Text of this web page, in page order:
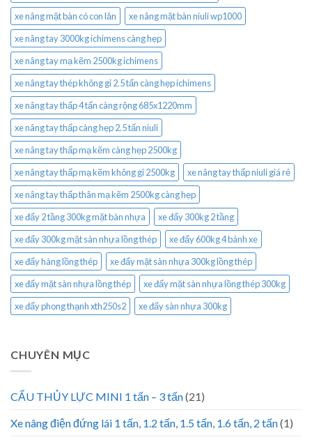
xe nâng mặt bàn có con lăn
xe nâng mặt bàn niuli wp1000
xe nâng tay 3000kg ichimens càng hẹp
xe nâng tay mạ kẽm 2500kg ichimens
xe nâng tay thép không gỉ 2.5 tấn càng hẹp ichimens
xe nâng tay thấp 4 tấn càng rộng 685x1220mm
xe nâng tay thấp càng hẹp 2.5 tấn niuli
xe nâng tay thấp mạ kẽm càng hẹp 2500kg
xe nâng tay thấp mạ kẽm không gỉ 2500kg
xe nâng tay thấp niuli giá rẻ
xe nâng tay thấp thân mạ kẽm 2500kg càng hẹp
xe đẩy 2 tầng 300kg mặt bàn nhựa
xe đẩy 300kg 2 tầng
xe đẩy 300kg mặt sàn nhựa lồng thép
xe đẩy 600kg 4 bánh xe
xe đẩy hàng lồng thép
xe đẩy mặt sàn nhựa 300kg lồng thép
xe đẩy mặt sàn nhựa lồng thép
xe đẩy mặt sàn nhựa lồng thép 300kg
xe đẩy phong thạnh xth250s2
xe đẩy sàn nhựa 300kg
CHUYÊN MỤC
CẨU THỦY LỰC MINI 1 tấn – 3 tấn(21)
Xe nâng điện đứng lái 1 tấn, 1.2 tấn, 1.5 tấn, 1.6 tấn, 2 tấn(1)